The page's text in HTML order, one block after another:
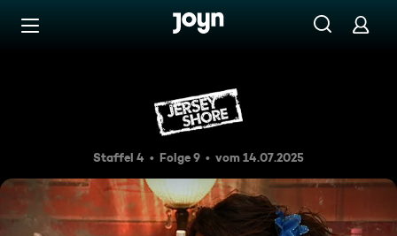
Zum Inhalt springen
Wo ist mein Freund?
Staffel 4 Folge 9 vom 14.07.2025